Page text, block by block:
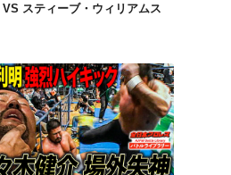
スティーブ・ウィリアムス
全日本プロレス バトルライブラリー 2007年10月8日 川田利明/太陽ケア/渕正信 VS 佐々木健介/中嶋勝彦/山口竜志